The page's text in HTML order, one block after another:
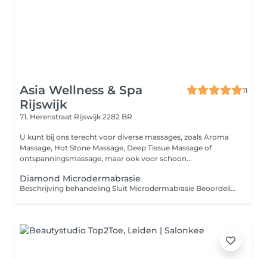
Asia Wellness & Spa
Rijswijk
11
71, Herenstraat Rijswijk 2282 BR
U kunt bij ons terecht voor diverse massages, zoals Aroma
Massage, Hot Stone Massage, Deep Tissue Massage of
ontspanningsmassage, maar ook voor schoon...
Diamond Microdermabrasie
Beschrijving behandeling Sluit Microdermabrasie Beoordeling behandeling 5,0 1 review Toon 1 reviews van deze behandeling... Over deze behandeling Microdermabrasie is een intensieve peeling die zorgt voor een gladdere en egalere huid. Met behulp van een apparaatje dat microkristallen op de huid blaast en meteen weer opzuigt, wordt als het ware een laagje van de huid afgeschaafd. Hierdoor wordt de huid niet alleen grondig gereinigd en ontdaan van dode huidcellen, maar worden ook de doorbloeding en celvernieuwing gestimuleerd. Deze behandeling bestaat uit: Huidanalyse Reinigen Stomen Diepte reiniging Diamant peeling Epileren Bindweefsel massage Alginate + vitamin C + masker Verzorgende crème en zonnecrème Ampul serum met ultrasoon (opent de poriën zodat de producten goed in de huid kunnen trekken)